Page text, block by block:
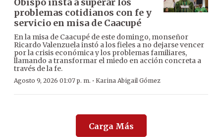
Obispo insta a superar los
problemas cotidianos con fe y
servicio en misa de Caacupé
En la misa de Caacupé de este domingo, monseñor
Ricardo Valenzuela instó a los fieles a no dejarse vencer
por la crisis económica y los problemas familiares,
llamando a transformar el miedo en acción concreta a
través de la fe.
Agosto 9, 2026 01:07 p. m. · Karina Abigail Gómez
Carga Más